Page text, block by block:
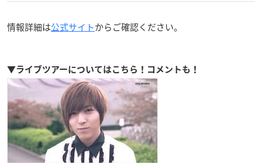
情報詳細は公式サイトからご確認ください。
▼ライブツアーについてはこちら！コメントも！